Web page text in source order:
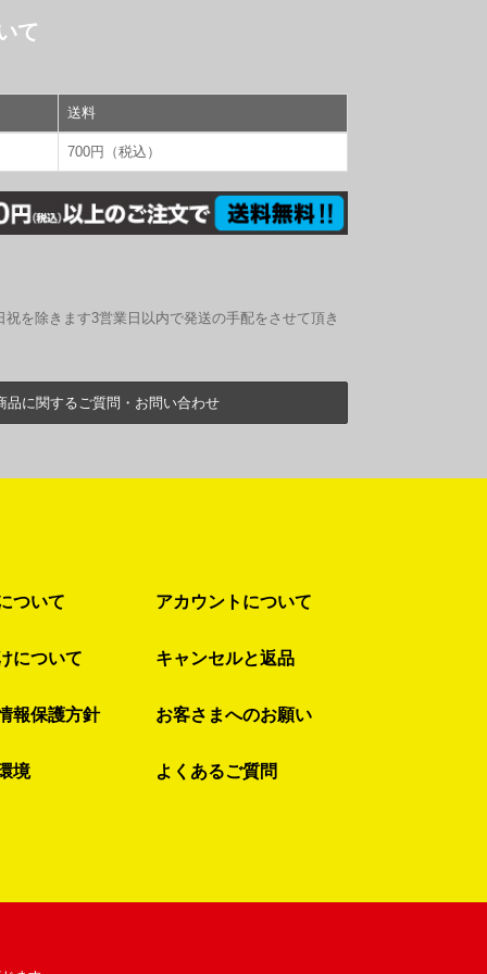
て
送料
700円（税込）
を除きます3営業日以内で発送の手配をさせて頂き
品に関するご質問・お問い合わせ
ついて アカウントについて
について キャンセルと返品
報保護方針 お客さまへのお願い
境 よくあるご質問